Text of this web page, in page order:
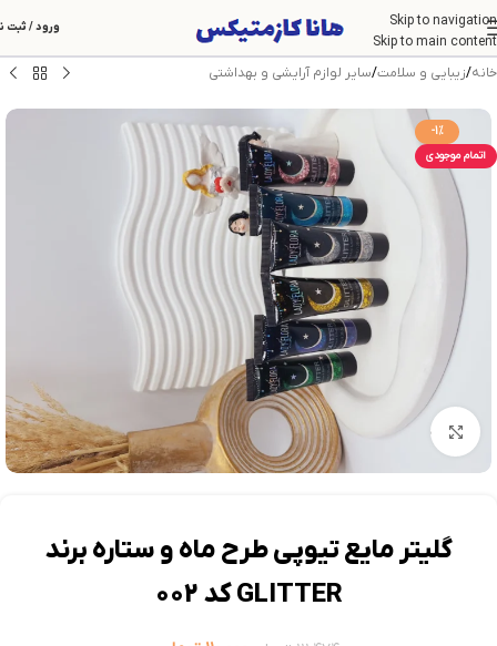
Skip to navigation
Skip to main content
ورود / ثبت
خانه/زیبایی و سلامت/سایر لوازم آرایشی و بهداشتی
-1%
اتمام موجودی
بزرگنمایی تصویر
گلیتر مایع تیوپی طرح ماه و ستاره برند
GLITTER کد 002